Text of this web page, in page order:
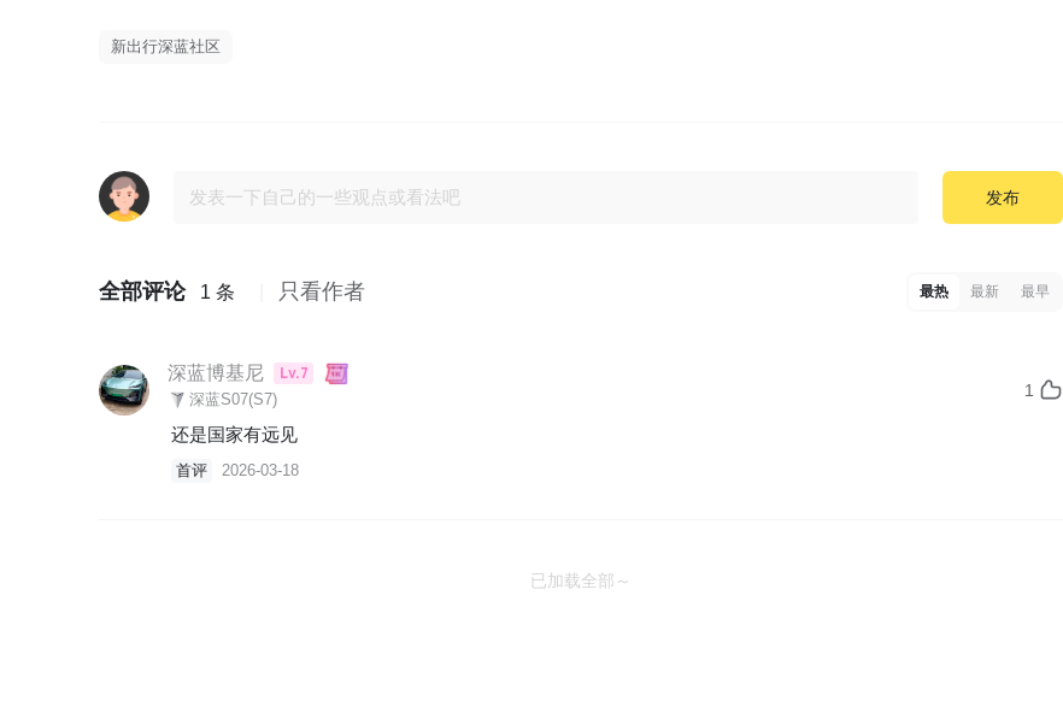
新出行深蓝社区
发布
全部评论 1 条 只看作者 最热 最新 最早
深蓝博基尼 Lv.7
深蓝S07(S7) 1
还是国家有远见
首评 2026-03-18
已加载全部～